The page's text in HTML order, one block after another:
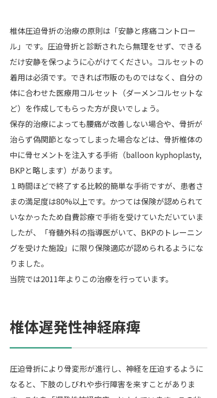
椎体圧迫骨折の治療の原則は「安静と疼痛コントロー
ル」です。圧迫骨折と診断されたら無理をせず、できる
だけ安静を保つように心がけてください。コルセットの
着用は必須です。できれば市販のものではなく、自分の
体に合わせた医療用コルセット（ダーメンコルセットな
ど）を作成してもらった方が良いでしょう。
保存的治療によっても腰痛が改善しない場合や、骨折が
治らず偽関節となってしまった場合などは、骨折椎体の
中に骨セメントを注入する手術（balloon kyphoplasty,
BKPと略します）があります。
１時間ほどで終了する比較的簡単な手術ですが、患者さ
まの満足度は80%以上です。かつては保険が認められて
いなかったため自費診療で手術を受けていただいていま
したが、「脊髄外科の指導医がいて、BKPのトレーニン
グを受けた施設」に限り保険適応が認められるようにな
りました。
当院では2011年よりこの治療を行っています。
椎体遅発性神経麻痺
圧迫骨折により骨変形が進行し、神経を圧迫するように
なると、下肢のしびれや歩行障害を来すことがありま